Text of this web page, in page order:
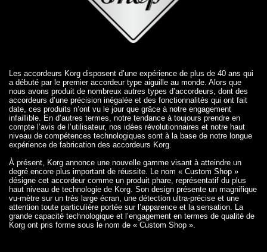
Les accordeurs Korg disposent d’une expérience de plus de 40 ans qui
a débuté par le premier accordeur type aiguille au monde. Alors que
nous avons produit de nombreux autres types d’accordeurs, dont des
accordeurs d’une précision inégalée et des fonctionnalités qui ont fait
date, ces produits n’ont vu le jour que grâce à notre engagement
infaillible. En d’autres termes, notre tendance à toujours prendre en
compte l’avis de l’utilisateur, nos idées révolutionnaires et notre haut
niveau de compétences technologiques sont à la base de notre longue
expérience de fabrication des accordeurs Korg.
À présent, Korg annonce une nouvelle gamme visant à atteindre un
degré encore plus important de réussite. Le nom « Custom Shop »
désigne cet accordeur comme un produit phare, représentatif du plus
haut niveau de technologie de Korg. Son design présente un magnifique
vu-mètre sur un très large écran, une détection ultra-précise et une
attention toute particulière portée sur l’apparence et la sensation. La
grande capacité technologique et l’engagement en termes de qualité de
Korg ont pris forme sous le nom de « Custom Shop ».